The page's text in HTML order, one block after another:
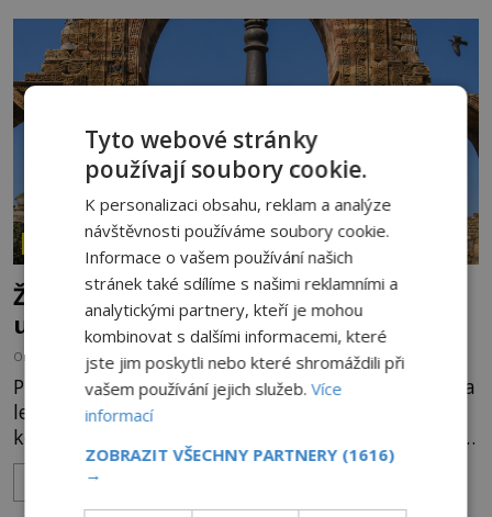
o skutečné historické události. Ve středověké
Evropě mají relikvie mimořádnou hodnotu. Nejsou
jen předmětem úcty
ZÁHADY HISTORIE
Železný zázrak z Indie: Proč tento sloup
už 1 600 let nezná rez?
OD HELENA STEJSKALOVÁ 5.8.2026 2.8TIS
Představa, že železo musí na dešti během několika
let zrezivět, bere v Dillí za své. Uprostřed
komplexu Qutb stojí více než sedm metrů vysoký
železný sloup, který už přibližně 1 600 let odolává
počasí s jen nepatrnými stopami koroze. Jeho
ZOBRAZIT VÍCE
Tyto webové stránky
používají soubory cookie.
K personalizaci obsahu, reklam a analýze
návštěvnosti používáme soubory cookie.
Informace o vašem používání našich
stránek také sdílíme s našimi reklamními a
analytickými partnery, kteří je mohou
kombinovat s dalšími informacemi, které
jste jim poskytli nebo které shromáždili při
vašem používání jejich služeb.Více
informací
ZOBRAZIT VŠECHNY PARTNERY (1616)
→